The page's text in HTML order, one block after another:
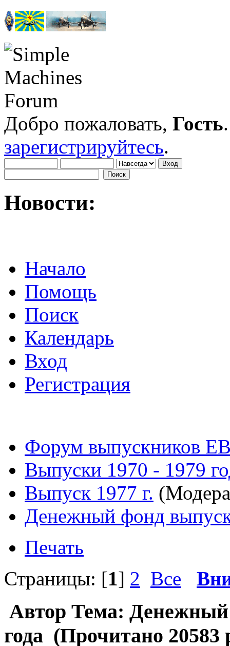
Добро пожаловать, Гость
зарегистрируйтесь.
Новости:
Начало
Помощь
Поиск
Календарь
Вход
Регистрация
Форум выпускников
Выпуски 1970 - 1979
Выпуск 1977 г.
Денежный фонд
Печать
Страницы: [1] 2 Все
Автор Тема: Денежный
года (Прочитано 20583